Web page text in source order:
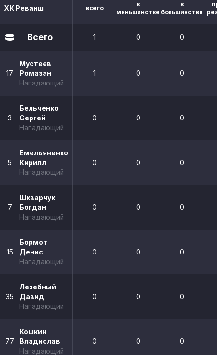
ХК Реванш всего
в
меньшинстве
в
большинстве
Всего 1 0 0
17
Мустеев
Ромазан
Нападающий
1 0 0
3
Бельченко
Сергей
Нападающий
0 0 0
5
Емельяненко
Кирилл
Нападающий
0 0 0
7
Шкварчук
Богдан
Нападающий
0 0 0
15
Бормот
Денис
Нападающий
0 0 0
35
Лезебный
Давид
Нападающий
0 0 0
77
Кошкин
Владислав
Нападающий
0 0 0